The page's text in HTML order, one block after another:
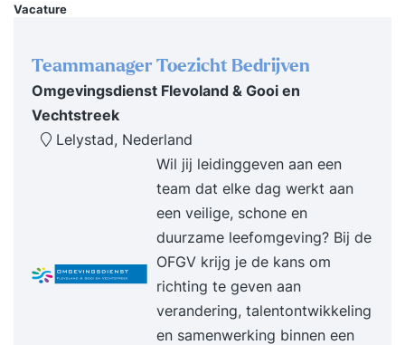
Vacature
Teammanager Toezicht Bedrijven
Omgevingsdienst Flevoland & Gooi en
Vechtstreek
Lelystad, Nederland
Wil jij leidinggeven aan een
team dat elke dag werkt aan
een veilige, schone en
duurzame leefomgeving? Bij de
OFGV krijg je de kans om
richting te geven aan
verandering, talentontwikkeling
en samenwerking binnen een